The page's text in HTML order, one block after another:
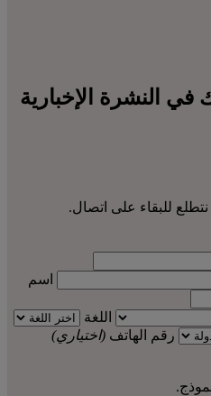
النشرة الإخبارية
للبقاء على اتصال.
اسم
اللغة
رقم الهاتف (اختياري)